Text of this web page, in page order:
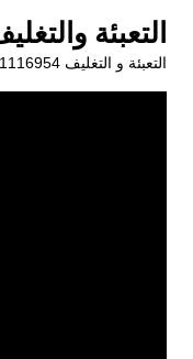
المحتوى
التعبئة
التعبئة و التغليف 01211116954 – 01211116956 – 01211116958